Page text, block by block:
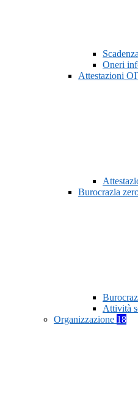
Oneri
Attestazioni
Burocrazia
Attività
Organizzazione 18